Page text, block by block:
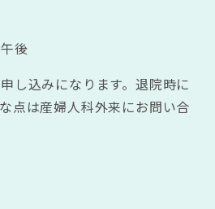
後
し込みになります。退院時に
点は産婦人科外来にお問い合